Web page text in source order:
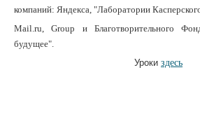
компаний: Яндекса, "Лаборатории
Mail.ru, Group и Благотворительного
будущее".
Уроки здесь